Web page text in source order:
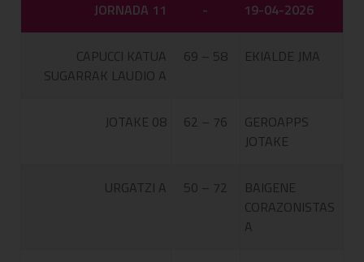
JORNADA 11 - 19-04-2026
CAPUCCI KATUA
SUGARRAK LAUDIO A
69 – 58 EKIALDE JMA
JOTAKE 08 62 – 76
GEROAPPS
JOTAKE
URGATZI A 50 – 72
BAIGENE
CORAZONISTAS
A